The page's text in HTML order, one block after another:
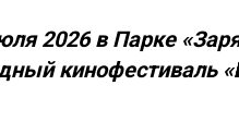
2026 в Парке
кинофестиваль